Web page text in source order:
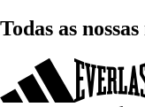
Todas as